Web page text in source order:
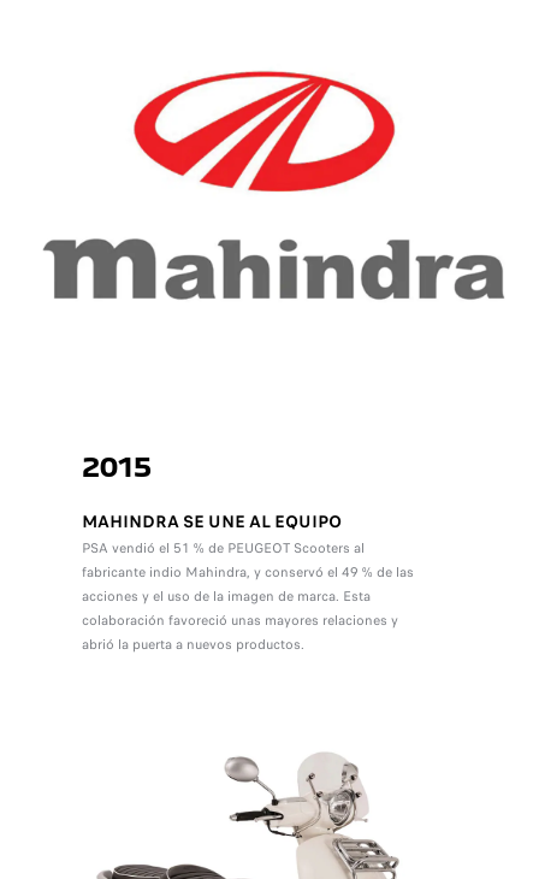
2015
MAHINDRA SE UNE AL EQUIPO
PSA vendió el 51 % de PEUGEOT Scooters al
fabricante indio Mahindra, y conservó el 49 % de las
acciones y el uso de la imagen de marca. Esta
colaboración favoreció unas mayores relaciones y
abrió la puerta a nuevos productos.